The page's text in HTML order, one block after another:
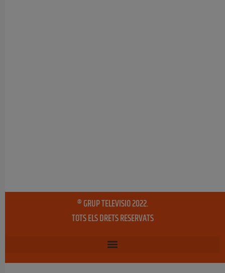
® GRUP TELEVISIO 2022.
TOTS ELS DRETS RESERVATS